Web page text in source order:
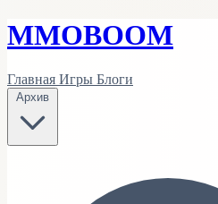
MMOBOOM
Главная Игры Блоги
Архив